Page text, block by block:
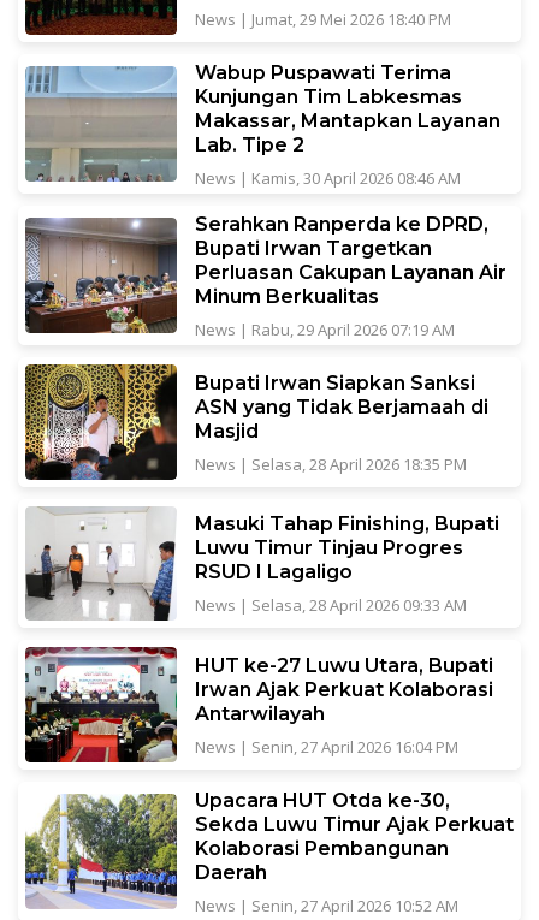
News | Jumat, 29 Mei 2026 18:40 PM
Wabup Puspawati Terima
Kunjungan Tim Labkesmas
Makassar, Mantapkan Layanan
Lab. Tipe 2
News | Kamis, 30 April 2026 08:46 AM
Serahkan Ranperda ke DPRD,
Bupati Irwan Targetkan
Perluasan Cakupan Layanan Air
Minum Berkualitas
News | Rabu, 29 April 2026 07:19 AM
Bupati Irwan Siapkan Sanksi
ASN yang Tidak Berjamaah di
Masjid
News | Selasa, 28 April 2026 18:35 PM
Masuki Tahap Finishing, Bupati
Luwu Timur Tinjau Progres
RSUD I Lagaligo
News | Selasa, 28 April 2026 09:33 AM
HUT ke-27 Luwu Utara, Bupati
Irwan Ajak Perkuat Kolaborasi
Antarwilayah
News | Senin, 27 April 2026 16:04 PM
Upacara HUT Otda ke-30,
Sekda Luwu Timur Ajak Perkuat
Kolaborasi Pembangunan
Daerah
News | Senin, 27 April 2026 10:52 AM